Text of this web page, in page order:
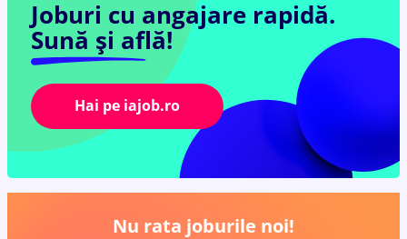
Joburi cu angajare rapidă.
Sună și află!
Hai pe iajob.ro
Nu rata joburile noi!